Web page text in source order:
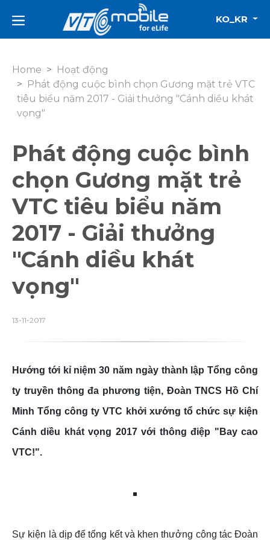
KO_KR
Home
Hoạt động
Phát động cuộc bình chọn Gương mặt trẻ VTC
tiêu biểu năm 2017 - Giải thưởng "Cánh diều khát
vọng"
Phát động cuộc bình
chọn Gương mặt trẻ
VTC tiêu biểu năm
2017 - Giải thưởng
"Cánh diều khát
vọng"
13-11-2017
Hướng tới kỉ niệm 30 năm ngày thành lập Tổng công
ty truyền thông đa phương tiện, Đoàn TNCS Hồ Chí
Minh Tổng công ty VTC khởi xướng tổ chức sự kiện
Cánh diều khát vọng 2017 với thông điệp "Bay cao
VTC!".
Sự kiện là dịp để tổng kết và khen thưởng công tác Đoàn